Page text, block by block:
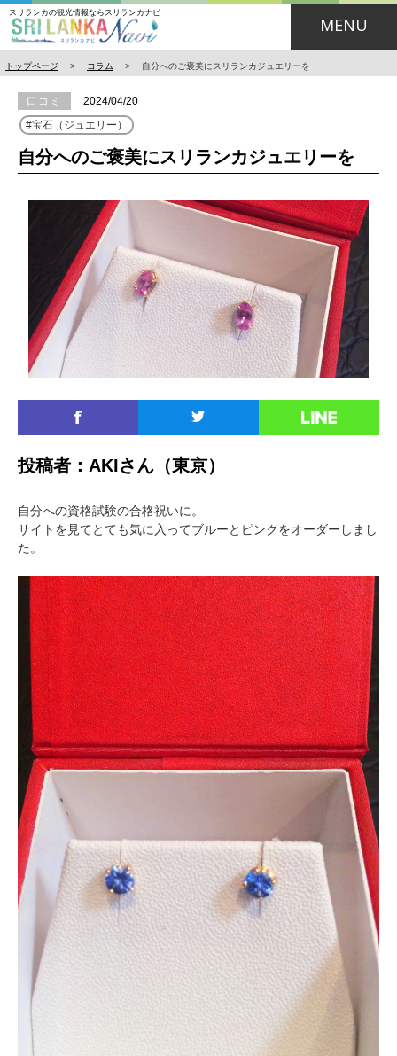
スリランカの観光情報ならスリランカナビ
MENU
トップページ > コラム > 自分へのご褒美にスリランカジュエリーを
口コミ
2024/04/20
宝石（ジュエリー）
自分へのご褒美にスリランカジュエリーを
投稿者：AKIさん（東京）
自分への資格試験の合格祝いに。
サイトを見てとても気に入ってブルーとピンクをオーダーしまし
た。